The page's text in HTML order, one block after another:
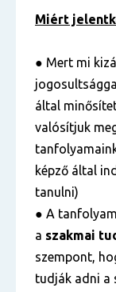
Miért
● Mert mi
által
valósítjuk
képző által
tanulni)
● A
a szakmai
szempont,
tudják adni a